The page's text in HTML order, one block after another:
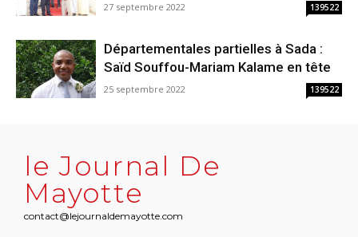
27 septembre 2022 139522
Départementales partielles à Sada :
Saïd Souffou-Mariam Kalame en tête
25 septembre 2022 139522
le Journal De
Mayotte
contact@lejournaldemayotte.com